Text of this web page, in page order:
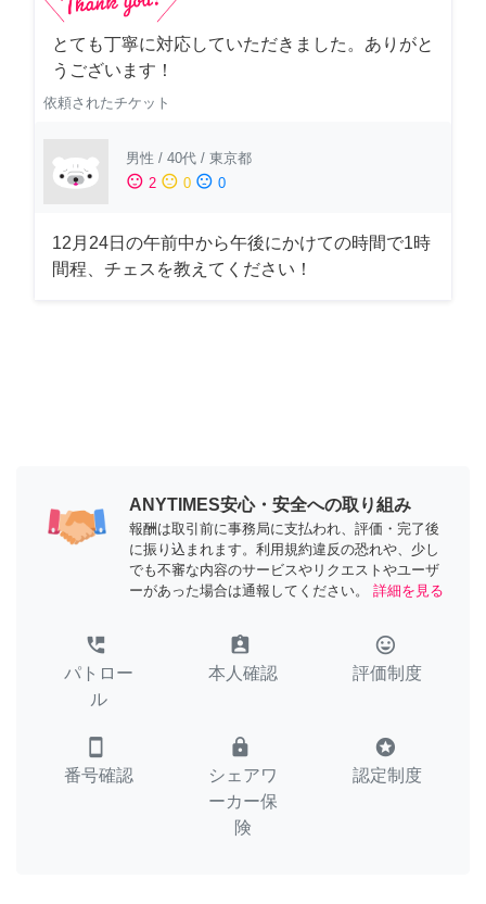
とても丁寧に対応していただきました。ありがと
うございます！
依頼されたチケット
男性 / 40代 / 東京都
sentiment_satisfied 2 sentiment_neutral 0 sentiment_dissatisfied 0
12月24日の午前中から午後にかけての時間で1時
間程、チェスを教えてください！
ANYTIMES安心・安全への取り組み
報酬は取引前に事務局に支払われ、評価・完了後
に振り込まれます。利用規約違反の恐れや、少し
でも不審な内容のサービスやリクエストやユーザ
ーがあった場合は通報してください。
詳細を見る
perm_phone_msg
パトロー
ル
assignment_ind
本人確認
tag_faces
評価制度
smartphone
番号確認
lock
シェアワ
ーカー保
険
stars
認定制度